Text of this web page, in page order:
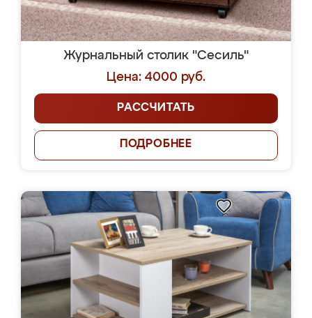
Журнальный столик "Сесиль"
Цена: 4000 руб.
РАССЧИТАТЬ
ПОДРОБНЕЕ